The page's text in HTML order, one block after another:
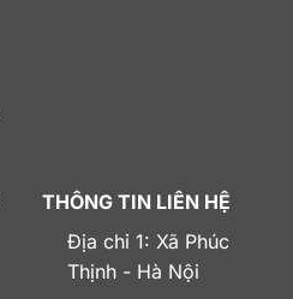
THÔNG TIN LIÊN HỆ
Địa chỉ 1: Xã Phúc
Thịnh - Hà Nội